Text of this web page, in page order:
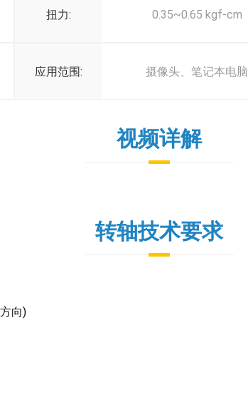
扭力: 0.35~0.65 kgf-cm
应用范围: 摄像头、笔记本电脑
视频详解
转轴技术要求
向)